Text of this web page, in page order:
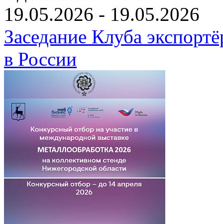
19.05.2026 - 19.05.2026
Заседание Клуба
в России